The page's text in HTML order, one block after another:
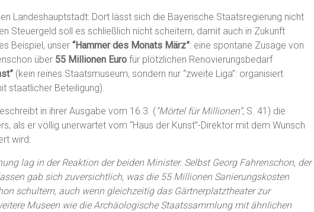
Landeshauptstadt: Dort lässt sich die Bayerische Staatsregierung nicht
Steuergeld soll es schließlich nicht scheitern, damit auch in Zukunft
Beispiel, unser “Hammer des Monats März”: eine spontane Zusage von
über 55 Millionen Euro für plötzlichen Renovierungsbedarf
(kein reines Staatsmuseum, sondern nur “zweite Liga”: organisiert
staatlicher Beteiligung).
in ihrer Ausgabe vom 16.3. (“Mörtel für Millionen”, S. 41) die
als er völlig unerwartet vom “Haus der Kunst”-Direktor mit dem Wunsch
wird:
lag in der Reaktion der beiden Minister. Selbst Georg Fahrenschon, der
gab sich zuversichtlich, was die 55 Millionen Sanierungskosten
schultern, auch wenn gleichzeitig das Gärtnerplatztheater zur
Museen wie die Archäologische Staatssammlung mit ähnlichen